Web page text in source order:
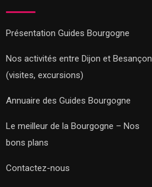
Présentation Guides Bourgogne
Nos activités entre Dijon et Besançon
(visites, excursions)
Annuaire des Guides Bourgogne
Le meilleur de la Bourgogne – Nos
bons plans
Contactez-nous